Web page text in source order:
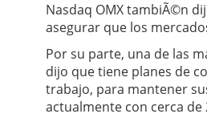
Nasdaq OMX tambiÃ©n
asegurar que los
Por su parte, una de las
dijo que tiene planes de
trabajo, para mantener
actualmente con cerca de